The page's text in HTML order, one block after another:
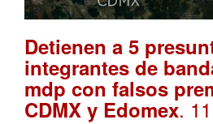
Detienen a 5
integrantes de
mdp con falsos
CDMX y Edomex.